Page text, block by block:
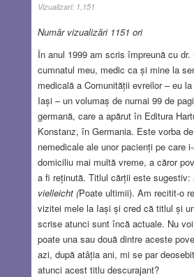
Vizualizari: 1,151
Număr vizualizări 1151 ori
În anul 1999 am scris împreună cu dr.
cumnatul meu, medic ca și mine la
medicală a Comunității evreilor – eu
Iași – un volumaș de numai 99 de
germană, care a apărut în Editura
Konstanz, în Germania. Este vorba
nemedicale ale unor pacienți pe care
domiciliu mai multă vreme, a căror
a fi reținută. Titlul cărții este sugestiv:
vielleicht (Poate ultimii). Am recitit-o
vizitei mele la Iași și cred că titlul și
scrise atunci sunt încă actuale. Nu
poate una sau două dintre aceste
azi, după atâția ani, mi se par
atunci acest titlu descurajant?